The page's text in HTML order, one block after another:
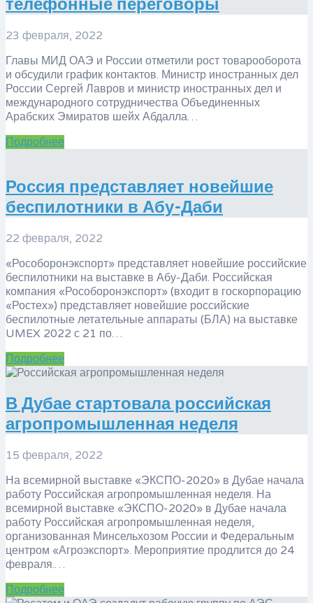
телефонные переговоры
23 февраля, 2022
Главы МИД ОАЭ и России отметили рост товарооборота
и обсудили график контактов. Министр иностранных дел
России Сергей Лавров и министр иностранных дел и
международного сотрудничества Объединенных
Арабских Эмиратов шейх Абдалла…
Подробнее
​Россия представляет новейшие
беспилотники в Абу-Даби
22 февраля, 2022
«Рособоронэкспорт» представляет новейшие российские
беспилотники на выставке в Абу-Даби. Российская
компания «Рособоронэкспорт» (входит в госкорпорацию
«Ростех») представляет новейшие российские
беспилотные летательные аппараты (БЛА) на выставке
UMEX 2022 с 21 по…
Подробнее
​В Дубае стартовала российская
агропромышленная неделя
15 февраля, 2022
На всемирной выставке «ЭКСПО-2020» в Дубае начала
работу Российская агропромышленная неделя. На
всемирной выставке «ЭКСПО-2020» в Дубае начала
работу Российская агропромышленная неделя,
организованная Минсельхозом России и Федеральным
центром «Агроэкспорт». Мероприятие продлится до 24
февраля.…
Подробнее